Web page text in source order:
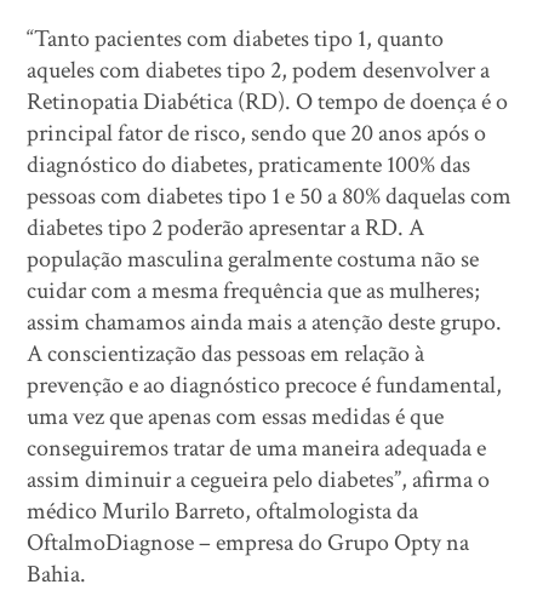
“Tanto pacientes com diabetes tipo 1, quanto
aqueles com diabetes tipo 2, podem desenvolver a
Retinopatia Diabética (RD). O tempo de doença é o
principal fator de risco, sendo que 20 anos após o
diagnóstico do diabetes, praticamente 100% das
pessoas com diabetes tipo 1 e 50 a 80% daquelas com
diabetes tipo 2 poderão apresentar a RD. A
população masculina geralmente costuma não se
cuidar com a mesma frequência que as mulheres;
assim chamamos ainda mais a atenção deste grupo.
A conscientização das pessoas em relação à
prevenção e ao diagnóstico precoce é fundamental,
uma vez que apenas com essas medidas é que
conseguiremos tratar de uma maneira adequada e
assim diminuir a cegueira pelo diabetes”, afirma o
médico Murilo Barreto, oftalmologista da
OftalmoDiagnose – empresa do Grupo Opty na
Bahia.